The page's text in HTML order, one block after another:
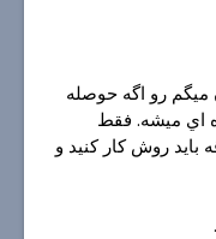
ميگم رو اگه حوصله
اي ميشه. فقط
بايد روش كار كنيد و